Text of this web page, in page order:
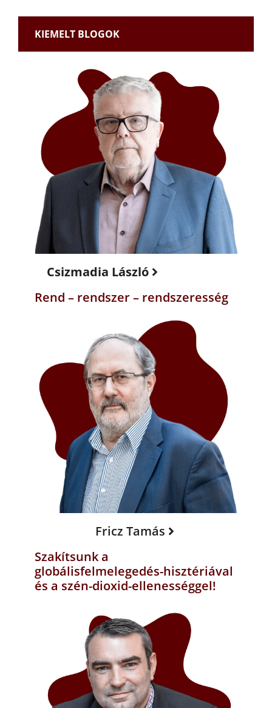
KIEMELT BLOGOK
Csizmadia László
Rend – rendszer – rendszeresség
Fricz Tamás
Szakítsunk a
globálisfelmelegedés-hisztériával
és a szén-dioxid-ellenességgel!